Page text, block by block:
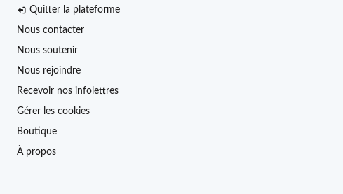
Quitter la plateforme
Nous contacter
Nous soutenir
Nous rejoindre
Recevoir nos infolettres
Gérer les cookies
Boutique
À propos